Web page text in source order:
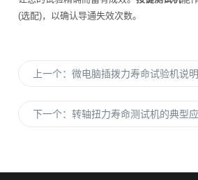
(选配)，以确认导通失效次数。
上一个：微电脑插拨力寿命试验机说
下一个：转轴扭力寿命测试机的典型